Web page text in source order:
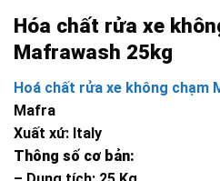
Hóa chất rửa xe
Mafrawash 25kg
Hoá chất rửa xe không chạm
Mafra
Xuất xứ: Italy
Thông số cơ bản: